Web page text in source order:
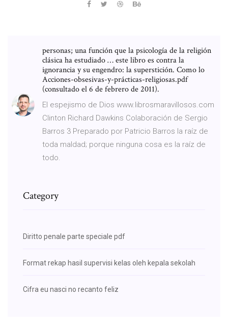
personas; una función que la psicología de la religión
clásica ha estudiado … este libro es contra la
ignorancia y su engendro: la superstición. Como lo
Acciones-obsesivas-y-prácticas-religiosas.pdf
(consultado el 6 de febrero de 2011).
El espejismo de Dios www.librosmaravillosos.com
Clinton Richard Dawkins Colaboración de Sergio
Barros 3 Preparado por Patricio Barros la raíz de
toda maldad; porque ninguna cosa es la raíz de
todo.
Category
Diritto penale parte speciale pdf
Format rekap hasil supervisi kelas oleh kepala sekolah
Cifra eu nasci no recanto feliz